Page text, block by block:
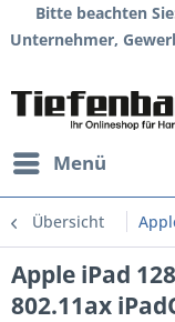
Bitte beachten
Unternehmer,
Menü
Übersicht
Apple iPad
802.11ax